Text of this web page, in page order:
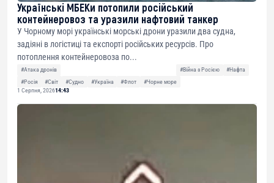
Українські МБЕКи потопили російський
контейнеровоз та уразили нафтовий танкер
У Чорному морі українські морські дрони уразили два судна,
задіяні в логістиці та експорті російських ресурсів. Про
потоплення контейнеровоза по...
#Атака дронів #Війна з Росією
#Нафта
#Росія
#Світ #Судно #Україна #Флот
#Чорне море
1 Серпня, 202614:43